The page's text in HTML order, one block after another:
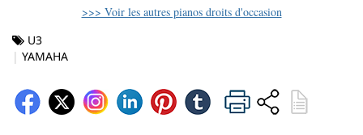
>>> Voir les autres pianos droits d'occasion
U3
YAMAHA